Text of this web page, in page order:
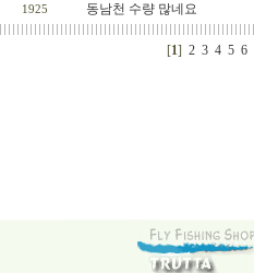
1925 동남천 수량 많네요
[1] 2 3 4 5 6